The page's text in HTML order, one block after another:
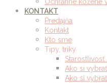
KONTAKT
Predajňa
Kontakt
Kto sme
Tipy, triky
Starostlivosť
Ako si
Ako si